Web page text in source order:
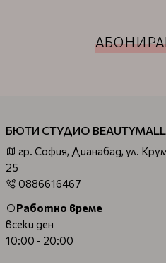
БЮТИ СТУДИО BEAUTYMALL
гр. София, Дианабад, ул.
25
0886616467
Работно време
всеки ден
10:00 - 20:00